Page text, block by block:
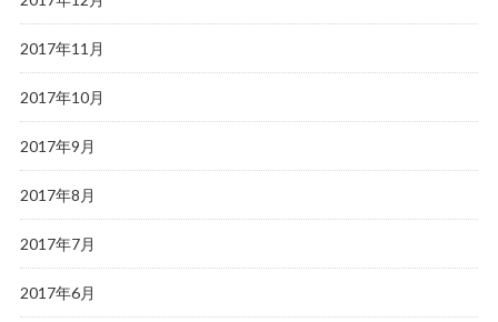
2017年11月
2017年10月
2017年9月
2017年8月
2017年7月
2017年6月